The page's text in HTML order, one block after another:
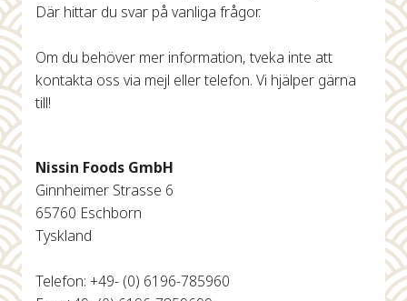
Där hittar du svar på vanliga frågor.
Om du behöver mer information, tveka inte att
kontakta oss via mejl eller telefon. Vi hjälper gärna
till!
Nissin Foods GmbH
Ginnheimer Strasse 6
65760 Eschborn
Tyskland
Telefon: +49- (0) 6196-785960